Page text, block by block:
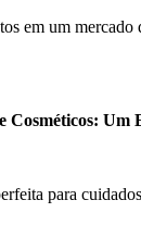
em um mercado
Cosméticos:
para